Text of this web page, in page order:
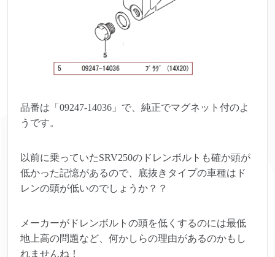
品番は「09247-14036」で、純正でマグネット付のよ
うです。
以前に乗っていたSRV250のドレンボルトも確か頭が
低かった記憶があるので、底抜きタイプの車種はド
レンの頭が低いのでしょうか？？
メーカーがドレンボルトの頭を低くするのには最低
地上高の問題など、何かしらの理由があるのかもし
れませんね！